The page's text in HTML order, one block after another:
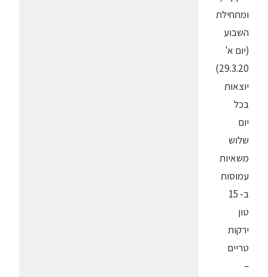
ומתחילת
השבוע
(יום א'
29.3.20)
יוצאות
בכל
יום
שלוש
משאיות
עמוסות
ב- 15
טון
ירקות
טריים
–